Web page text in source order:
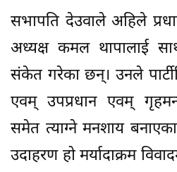
सभापति देउवाले अहिले
अध्यक्ष कमल थापालाई
संकेत गरेका छन्। उनले
एवम् उपप्रधान एवम्
समेत त्याग्ने मनशाय
उदाहरण हो मर्यादाक्रम